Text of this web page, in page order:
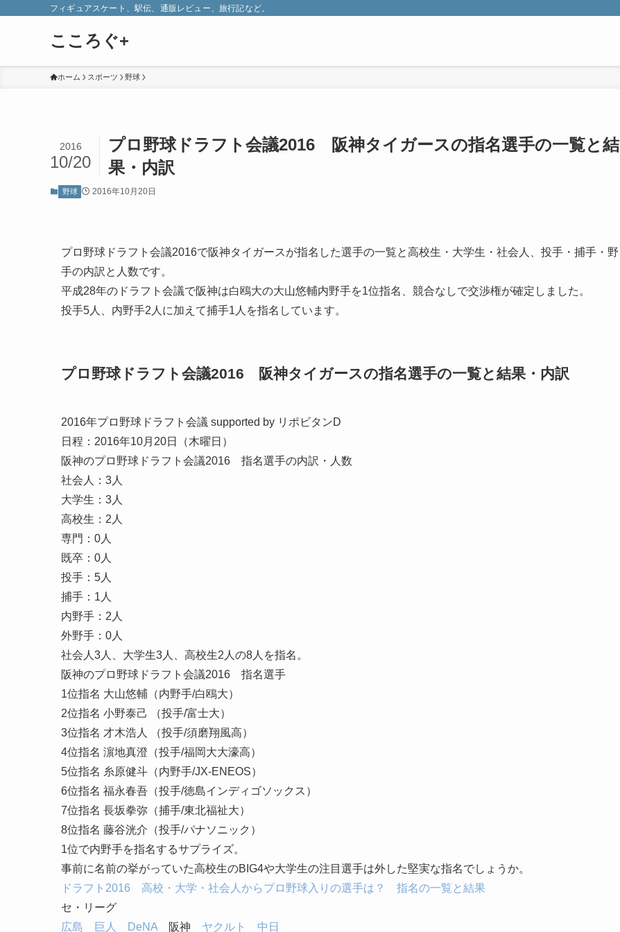
フィギュアスケート、駅伝、通販レビュー、旅行記など。
こころぐ+
ホーム スポーツ 野球
プロ野球ドラフト会議2016 阪神タイガースの指名選手の一覧と結
果・内訳
2016
10/20
野球 2016年10月20日
プロ野球ドラフト会議2016で阪神タイガースが指名した選手の一覧と高校生・大学生・社会人、投手・捕手・野
手の内訳と人数です。
平成28年のドラフト会議で阪神は白鴎大の大山悠輔内野手を1位指名、競合なしで交渉権が確定しました。
投手5人、内野手2人に加えて捕手1人を指名しています。
プロ野球ドラフト会議2016 阪神タイガースの指名選手の一覧と結果・内訳
2016年プロ野球ドラフト会議 supported by リポビタンD
日程：2016年10月20日（木曜日）
阪神のプロ野球ドラフト会議2016 指名選手の内訳・人数
社会人：3人
大学生：3人
高校生：2人
専門：0人
既卒：0人
投手：5人
捕手：1人
内野手：2人
外野手：0人
社会人3人、大学生3人、高校生2人の8人を指名。
阪神のプロ野球ドラフト会議2016 指名選手
1位指名 大山悠輔（内野手/白鴎大）
2位指名 小野泰己 （投手/富士大）
3位指名 才木浩人 （投手/須磨翔風高）
4位指名 濵地真澄（投手/福岡大大濠高）
5位指名 糸原健斗（内野手/JX-ENEOS）
6位指名 福永春吾（投手/徳島インディゴソックス）
7位指名 長坂拳弥（捕手/東北福祉大）
8位指名 藤谷洸介（投手/パナソニック）
1位で内野手を指名するサプライズ。
事前に名前の挙がっていた高校生のBIG4や大学生の注目選手は外した堅実な指名でしょうか。
ドラフト2016 高校・大学・社会人からプロ野球入りの選手は？ 指名の一覧と結果
セ・リーグ
広島
巨人 DeNA 阪神 ヤクルト 中日